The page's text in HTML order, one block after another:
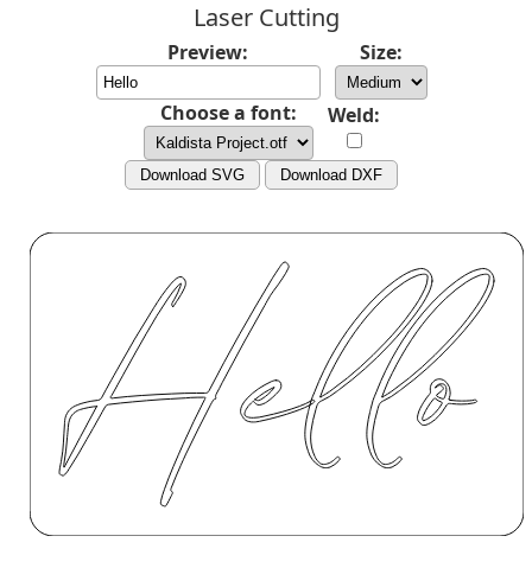
Laser Cutting
Preview: Size:
Choose a font: Weld:
Download SVG Download DXF